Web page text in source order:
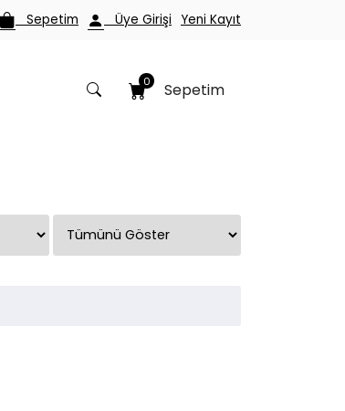
Sepetim Üye Girişi Yeni Kayıt
Sepetim
0